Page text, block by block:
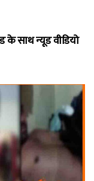
के साथ न्यूड वीडियो